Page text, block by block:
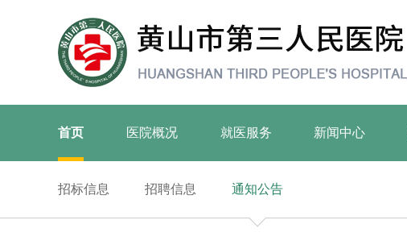
首页 医院概况 就医服务 新闻中心
招标信息 招聘信息 通知公告